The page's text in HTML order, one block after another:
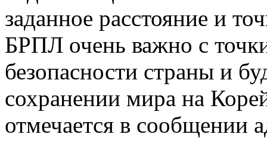
заданное расстояние и
БРПЛ очень важно с
безопасности страны и
сохранении мира на
отмечается в сообщении